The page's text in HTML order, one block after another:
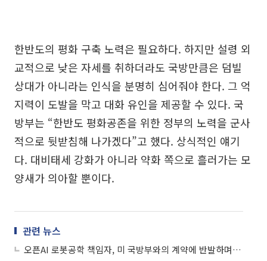
한반도의 평화 구축 노력은 필요하다. 하지만 설령 외
교적으로 낮은 자세를 취하더라도 국방만큼은 덤빌
상대가 아니라는 인식을 분명히 심어줘야 한다. 그 억
지력이 도발을 막고 대화 유인을 제공할 수 있다. 국
방부는 “한반도 평화공존을 위한 정부의 노력을 군사
적으로 뒷받침해 나가겠다”고 했다. 상식적인 얘기
다. 대비태세 강화가 아니라 약화 쪽으로 흘러가는 모
양새가 의아할 뿐이다.
관련 뉴스
오픈AI 로봇공학 책임자, 미 국방부와의 계약에 반발하며 사임